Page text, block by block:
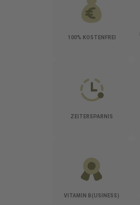
100% KOSTENFREI
ZEITERSPARNIS
VITAMIN B(USINESS)